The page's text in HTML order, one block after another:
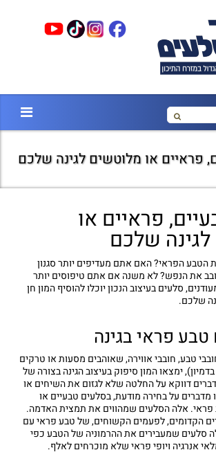
פראיים או מלוטשים לגינה שלכם
פראיים או
שלכם
הפראי? האם אתם מעדיפים יותר סגנון
את הנפש? לא משנה אם אתם טיפוסים יותר
סלעים בעיצוב הנכון יוכלו להוסיף המון חן
שלכם.
פראי בגינה
טבע, חובבי אווירה, שאוהבים מסעות או טרקים
ימצאו המון סיפוק בעיצוב הגינה בצורה של
דווקא על החלטה שלא לגזום את השיחים או
על בחירה מודעת, בסלעים טבעיים או
פראי. אלה הסלעים שמהווים את תמצית האדמה.
הקדומים, לפעמים הקשוחים, של טבע פראי עם
סלעים שמעבירים את ההרמוניה של הטבע כפי
אנרגיה ויופי פראי שלא מוכרחים לאלף.